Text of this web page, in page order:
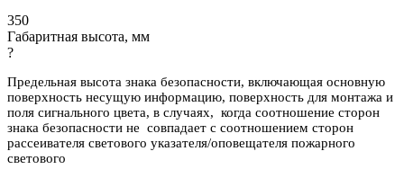
350
Габаритная высота, мм
?
Предельная высота знака безопасности, включающая основную
поверхность несущую информацию, поверхность для монтажа и
поля сигнального цвета, в случаях, когда соотношение сторон
знака безопасности не совпадает с соотношением сторон
рассеивателя светового указателя/оповещателя пожарного
светового